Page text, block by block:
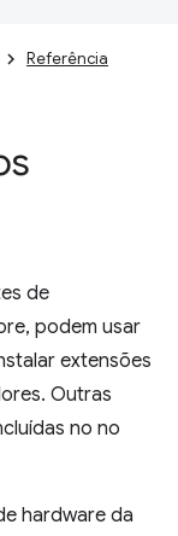
Referência
de
podem usar
extensões
Outras
no no
hardware da